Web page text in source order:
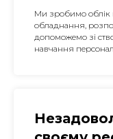
Ми зробимо облік
обладнання,
допоможемо зі
навчання